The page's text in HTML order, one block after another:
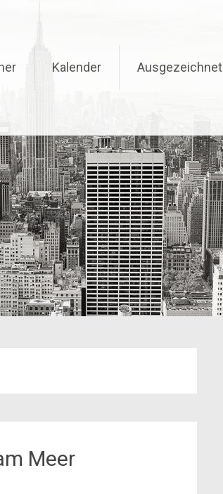
Kalender Ausgezeichnet
Meer